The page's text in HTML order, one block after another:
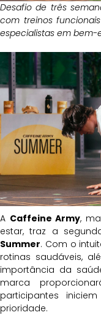
Desafio de três
com treinos
especialistas em bem-
A Caffeine Army,
estar, traz a
Summer. Com o
rotinas saudáveis,
importância da
marca
participantes
prioridade.